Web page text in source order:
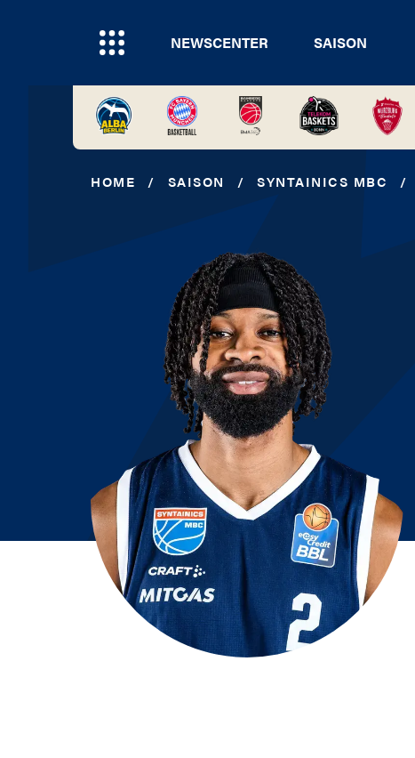
NEWSCENTER SAISON
HOME / SAISON / SYNTAINICS MBC /